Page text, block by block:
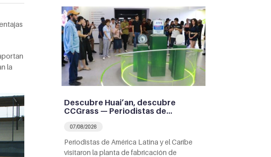
Descubre Huai’an, descubre
CCGrass — Periodistas de…
07/08/2026
Periodistas de América Latina y el Caribe
visitaron la planta de fabricación de
la